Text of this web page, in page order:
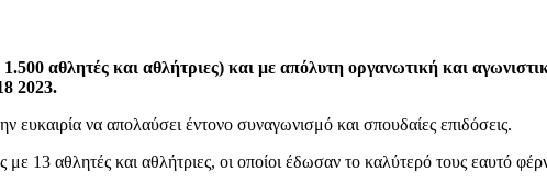
αθλητές και αθλήτριες) και με απόλυτη οργανωτική και
2023.
να απολαύσει έντονο συναγωνισμό και σπουδαίες επιδόσεις.
13 αθλητές και αθλήτριες, οι οποίοι έδωσαν το καλύτερό τους εαυτό